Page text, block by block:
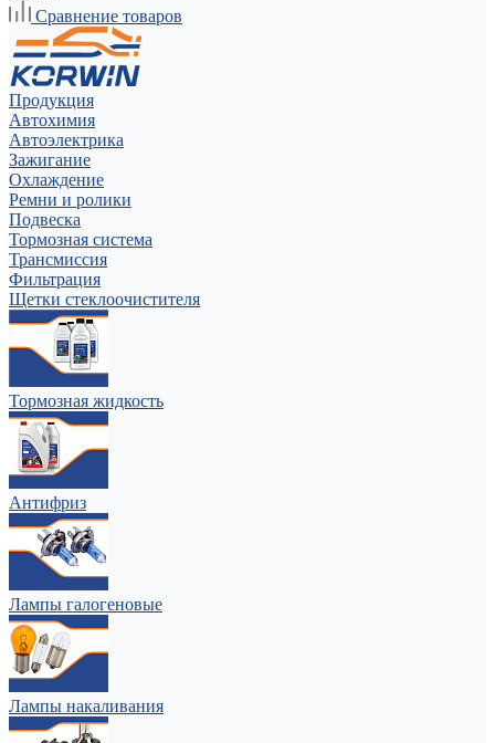
Сравнение товаров
Продукция
Автохимия
Автоэлектрика
Зажигание
Охлаждение
Ремни и ролики
Подвеска
Тормозная система
Трансмиссия
Фильтрация
Щетки стеклоочистителя
Тормозная жидкость
Антифриз
Лампы галогеновые
Лампы накаливания